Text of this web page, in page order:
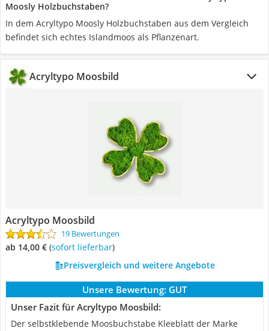
Moosly Holzbuchstaben?
In dem Acryltypo Moosly Holzbuchstaben aus dem Vergleich
befindet sich echtes Islandmoos als Pflanzenart.
Acryltypo Moosbild
Acryltypo Moosbild
19 Bewertungen
ab 14,00 € ( Sofort lieferbar)
Preisvergleich und weitere Angebote
Unsere Bewertung: GUT
Unser Fazit für Acryltypo Moosbild:
Der selbstklebende Moosbuchstabe Kleeblatt der Marke